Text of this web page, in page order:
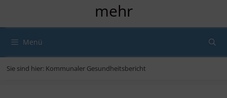
mehr
Menü
Sie sind hier: Kommunaler Gesundheitsbericht